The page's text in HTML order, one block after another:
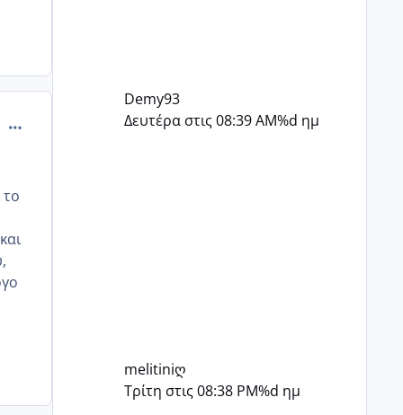
comment_830243
Demy93
Δευτέρα στις 08:39 AM%d ημ
melitiniღ
Τρίτη στις 08:38 PM%d ημ